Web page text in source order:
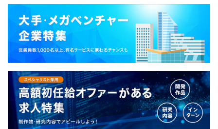
■ 納得性の高い評価制度
半期ごとに目標設定と振り返りを行い、取り組みのプロセ
スと成果の両面から評価します。評価基準の明確化に向
け、職種・レベル別のスキル項目を整理中で、段階的にス
キルの見える化を進めています。現時点では上長との定期
的なすり合わせやフィードバックを重視し、期待役割と実
際のアウトプットを丁寧に確認しながら評価を行います。
エンジニア職では、技術スキルチェックツール
「HireRoo」を導入し、技術力は定量的に評価していま
す。